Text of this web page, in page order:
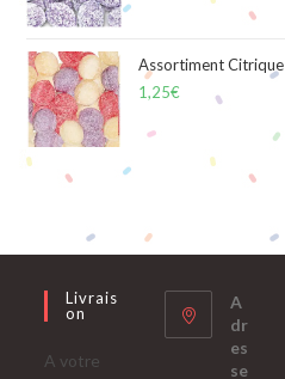
Assortiment Citrique
1,25€
Livrais
On
A votre
A
dr
es
se